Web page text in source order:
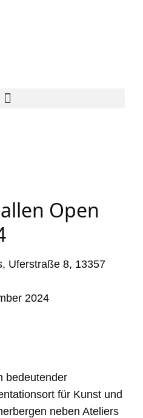
Open
Uferstraße 8, 13357
2024
bedeutender
für Kunst und
neben Ateliers